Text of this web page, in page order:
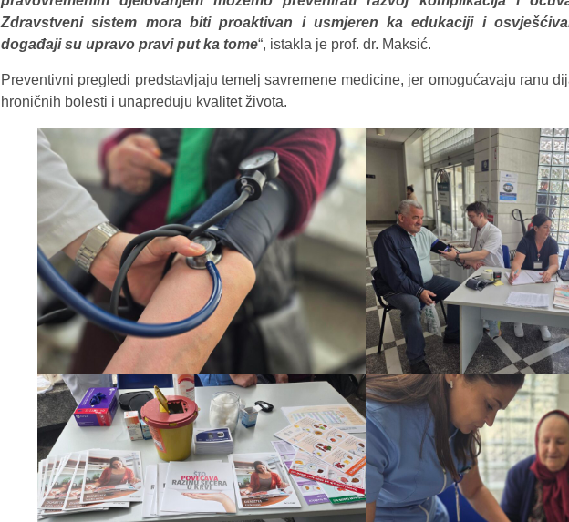
Zdravstveni sistem mora biti proaktivan i usmjeren ka edukaciji i
događaji su upravo pravi put ka tome“, istakla je prof. dr. Maksić.
Preventivni pregledi predstavljaju temelj savremene medicine, jer omogućavaju ranu
hroničnih bolesti i unapređuju kvalitet života.